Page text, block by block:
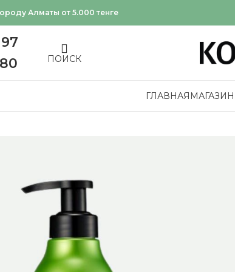
Алматы от 5.000 тенге
ПОИСК
ГЛАВНАЯ МАГАЗИН